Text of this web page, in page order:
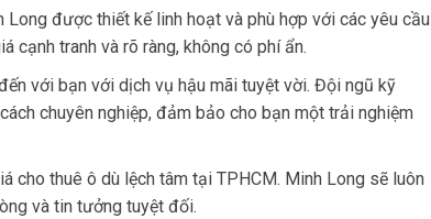
được thiết kế linh hoạt và phù hợp với các yêu cầu
cạnh tranh và rõ ràng, không có phí ẩn.
với bạn với dịch vụ hậu mãi tuyệt vời. Đội ngũ kỹ
chuyên nghiệp, đảm bảo cho bạn một trải nghiệm
cho thuê ô dù lệch tâm tại TPHCM. Minh Long sẽ luôn
và tin tưởng tuyệt đối.